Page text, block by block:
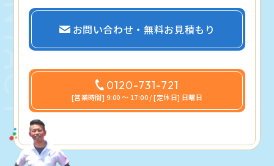
お問い合わせ・無料お見積もり
0120-731-721
[営業時間] 9:00 〜 17:00 / [定休日] 日曜日